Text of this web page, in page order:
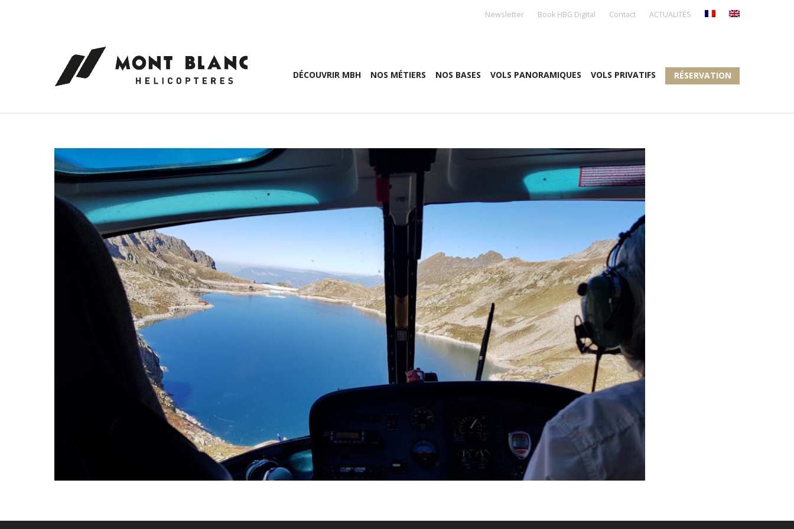
Newsletter Book HBG Digital Contact ACTUALITÉS
DÉCOUVRIR MBH NOS MÉTIERS NOS BASES VOLS PANORAMIQUES VOLS PRIVATIFS RÉSERVATION